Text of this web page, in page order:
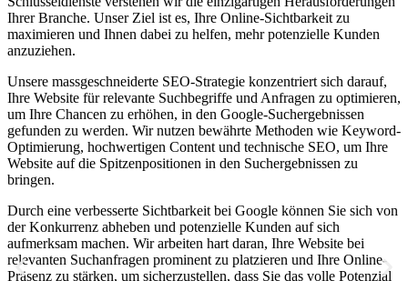
Ihrer Branche. Unser Ziel ist es, Ihre Online-Sichtbarkeit zu
maximieren und Ihnen dabei zu helfen, mehr potenzielle Kunden
anzuziehen.
Unsere massgeschneiderte SEO-Strategie konzentriert sich darauf,
Ihre Website für relevante Suchbegriffe und Anfragen zu optimieren,
um Ihre Chancen zu erhöhen, in den Google-Suchergebnissen
gefunden zu werden. Wir nutzen bewährte Methoden wie Keyword-
Optimierung, hochwertigen Content und technische SEO, um Ihre
Website auf die Spitzenpositionen in den Suchergebnissen zu
bringen.
Durch eine verbesserte Sichtbarkeit bei Google können Sie sich von
der Konkurrenz abheben und potenzielle Kunden auf sich
aufmerksam machen. Wir arbeiten hart daran, Ihre Website bei
relevanten Suchanfragen prominent zu platzieren und Ihre Online-
Präsenz zu stärken, um sicherzustellen, dass Sie das volle Potenzial